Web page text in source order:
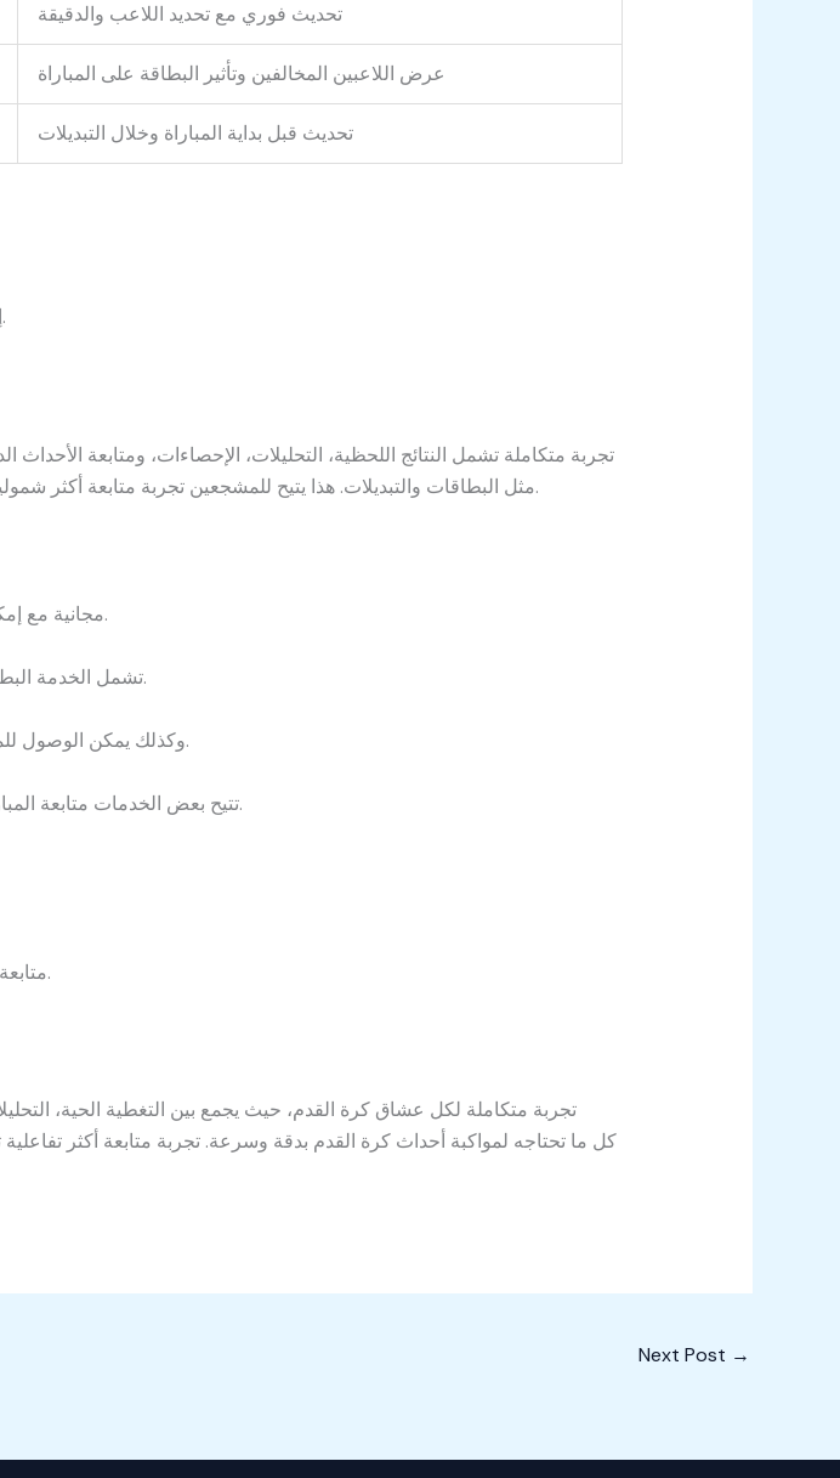
تحديث فوري مع تحديد اللاعب والدقيقة
عرض اللاعبين المخالفين وتأثير البطاقة على المباراة
تحديث قبل بداية المباراة وخلال التبديلات
إمكانية المقارنة بين الفرق واللاعبين من خلال الإحصاءات المباشرة.
مثل البطاقات والتبديلات. هذا يتيح للمشجعين تجربة متابعة أكثر شمولية وتفاعلية، مع إمكانية الوصول إلى المعلومات في أي وقت ومن أي مكان.
مجانية مع إمكانية الاشتراك في مزايا إضافية.
تشمل الخدمة البطولات المحلية والدولية الكبرى، بالإضافة إلى بعض البطولات العربية.
نعم، التطبيق متوافق مع أجهزة الأندرويد وiOS، وكذلك يمكن الوصول للموقع من أي متصفح.
تتيح بعض الخدمات متابعة المباريات مباشرة، بينما توفر الأخرى متابعة نصية مع التحديثات اللحظية.
متابعة تحليلات الخبراء للحصول على نظرة أعمق حول مجريات المباريات.
Next Post →